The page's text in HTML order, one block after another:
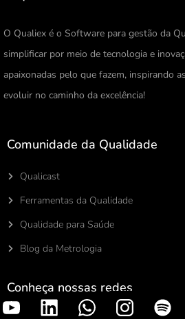
O Qualiex é o Software para gestão da
simplificar por meio de tecnologia e
apaixonadas pelo que fazem, inspirando
evoluir no caminho da excelência!
Comunidade da Qualidade
Qualicast
Ferramentas da Qualidade
Qualidade para Saúde
Blog da Metrologia
Conheça nossas redes